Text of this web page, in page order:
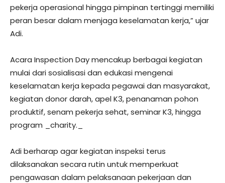
pekerja operasional hingga pimpinan tertinggi memiliki
peran besar dalam menjaga keselamatan kerja,” ujar
Adi.
Acara Inspection Day mencakup berbagai kegiatan
mulai dari sosialisasi dan edukasi mengenai
keselamatan kerja kepada pegawai dan masyarakat,
kegiatan donor darah, apel K3, penanaman pohon
produktif, senam pekerja sehat, seminar K3, hingga
program _charity._
Adi berharap agar kegiatan inspeksi terus
dilaksanakan secara rutin untuk memperkuat
pengawasan dalam pelaksanaan pekerjaan dan